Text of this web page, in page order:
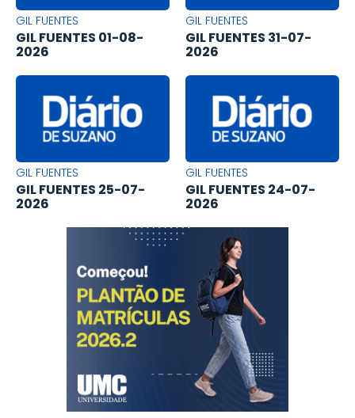
GIL FUENTES
GIL FUENTES 01-08-
2026
GIL FUENTES
GIL FUENTES 31-07-
2026
GIL FUENTES
GIL FUENTES 25-07-
2026
GIL FUENTES
GIL FUENTES 24-07-
2026